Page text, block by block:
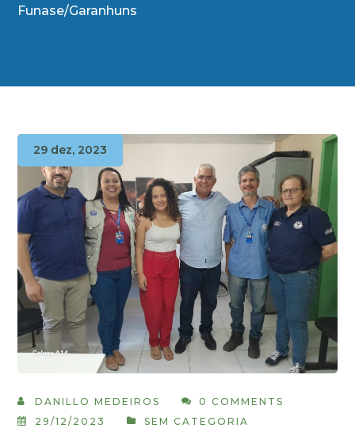
Funase/Garanhuns
29 dez, 2023
DANILLO MEDEIROS
0 COMMENTS
29/12/2023
SEM CATEGORIA